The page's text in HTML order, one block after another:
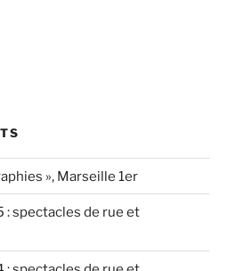
»
», Marseille 1er
: spectacles de rue et